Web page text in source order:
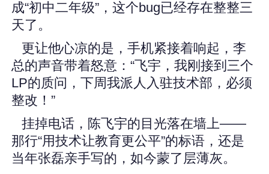
成“初中二年级”，这个bug已经存在整整三
天了。
更让他心凉的是，手机紧接着响起，李
总的声音带着怒意：“飞宇，我刚接到三个
LP的质问，下周我派人入驻技术部，必须
整改！”
挂掉电话，陈飞宇的目光落在墙上——
那行“用技术让教育更公平”的标语，还是
当年张磊亲手写的，如今蒙了层薄灰。